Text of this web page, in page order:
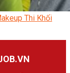
Thi Khối